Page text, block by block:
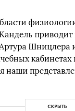
Шницлера
кабинетах
наши
СКРЫТЬ